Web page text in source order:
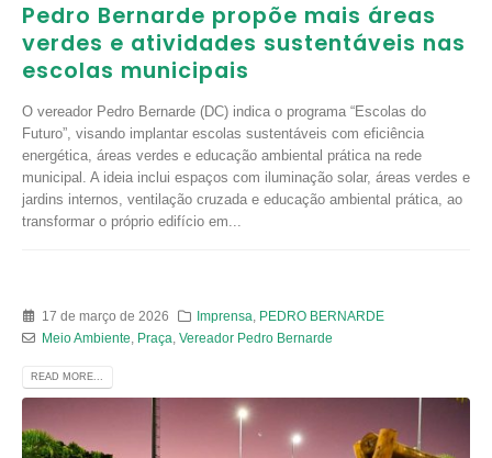
Pedro Bernarde propõe mais áreas
verdes e atividades sustentáveis nas
escolas municipais
O vereador Pedro Bernarde (DC) indica o programa “Escolas do
Futuro”, visando implantar escolas sustentáveis com eficiência
energética, áreas verdes e educação ambiental prática na rede
municipal. A ideia inclui espaços com iluminação solar, áreas verdes e
jardins internos, ventilação cruzada e educação ambiental prática, ao
transformar o próprio edifício em...
17 de março de 2026 Imprensa
PEDRO BERNARDE
Meio Ambiente
Praça Vereador Pedro Bernarde
READ MORE...